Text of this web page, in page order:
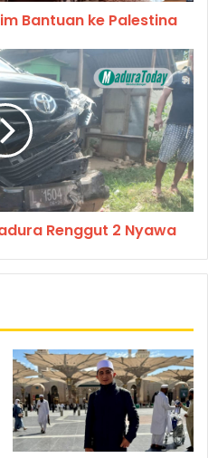
Bantuan ke Palestina
Renggut 2 Nyawa